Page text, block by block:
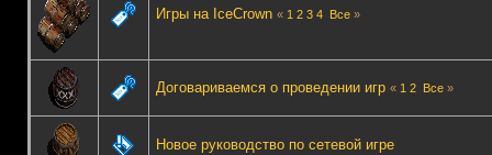
Игры на IceCrown « 1 2 3 4 Все»
Договариваемся о проведении игр « 1 2 Все»
Новое руководство по сетевой игре